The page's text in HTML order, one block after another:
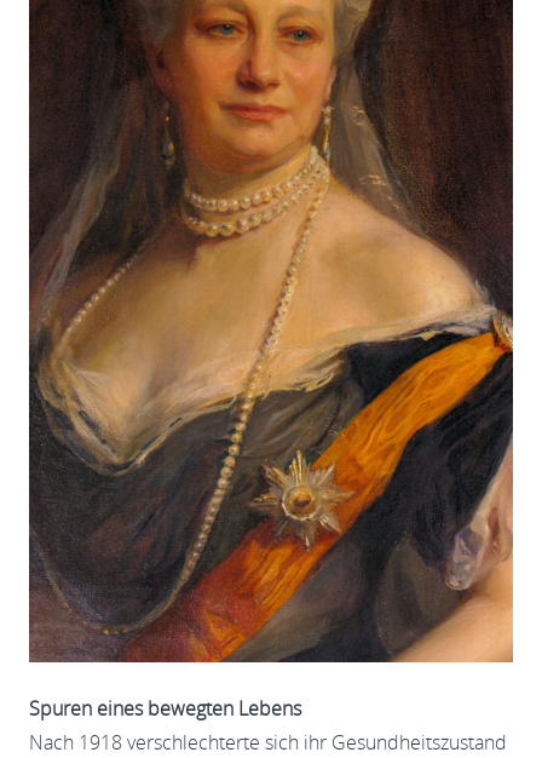
Spuren eines bewegten Lebens
Nach 1918 verschlechterte sich ihr Gesundheitszustand